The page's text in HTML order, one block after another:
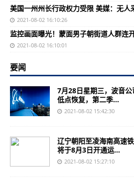
美国一州州长行政权力受限 美媒：无人
2021-08-02 16:10:26
监控画面曝光！蒙面男子朝街道人群连
2021-08-02 16:10:01
要闻
7月28日星期三，波音
低点恢复，第二季...
2021-08-02 15:42:30
辽宁朝阳至凌海南高速
将于8月3日开通运...
2021-08-02 15:27:10